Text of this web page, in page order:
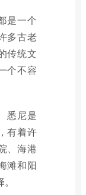
是一个
多古老
传统文
个不容
悉尼是
有着许
、海港
滩和阳